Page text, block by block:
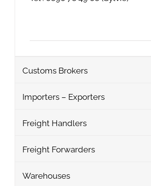
Customs Brokers
Importers – Exporters
Freight Handlers
Freight Forwarders
Warehouses